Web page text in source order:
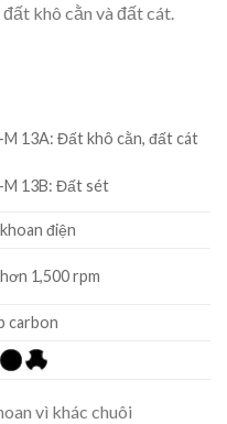
khô cằn và đất cát.
13A: Đất khô cằn, đất cát
M 13B: Đất sét
điện
1,500 rpm
carbon
vì khác chuôi